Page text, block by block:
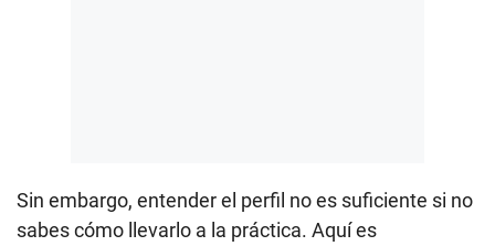
Sin embargo, entender el perfil no es suficiente si no
sabes cómo llevarlo a la práctica. Aquí es